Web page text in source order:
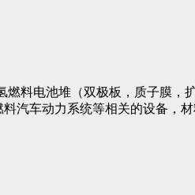
燃料电池堆（双极板，质子膜
汽车动力系统等相关的设备，